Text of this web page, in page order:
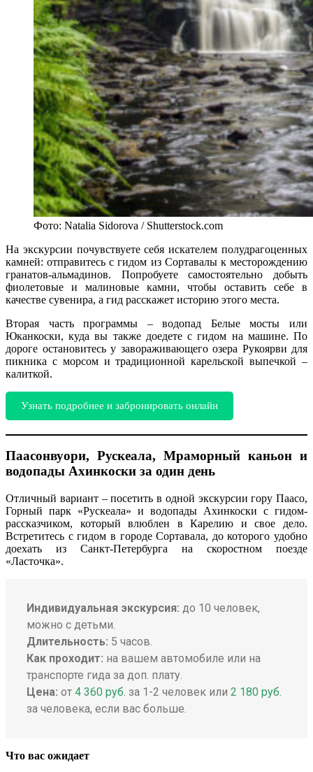
Фото: Natalia Sidorova / Shutterstock.com
На экскурсии почувствуете себя искателем полудрагоценных
камней: отправитесь с гидом из Сортавалы к месторождению
гранатов-альмадинов. Попробуете самостоятельно добыть
фиолетовые и малиновые камни, чтобы оставить себе в
качестве сувенира, а гид расскажет историю этого места.
Вторая часть программы – водопад Белые мосты или
Юканкоски, куда вы также доедете с гидом на машине. По
дороге остановитесь у завораживающего озера Рукоярви для
пикника с морсом и традиционной карельской выпечкой –
калиткой.
Узнать подробнее и забронировать онлайн
Паасонвуори, Рускеала, Мраморный каньон и
водопады Ахинкоски за один день
Отличный вариант – посетить в одной экскурсии гору Паасо,
Горный парк «Рускеала» и водопады Ахинкоски с гидом-
рассказчиком, который влюблен в Карелию и свое дело.
Встретитесь с гидом в городе Сортавала, до которого удобно
доехать из Санкт-Петербурга на скоростном поезде
«Ласточка».
Индивидуальная экскурсия: до 10 человек,
можно с детьми.
Длительность: 5 часов.
Как проходит: на вашем автомобиле или на
транспорте гида за доп. плату.
Цена: от 4 360 руб. за 1-2 человек или 2 180 руб.
за человека, если вас больше.
Что вас ожидает